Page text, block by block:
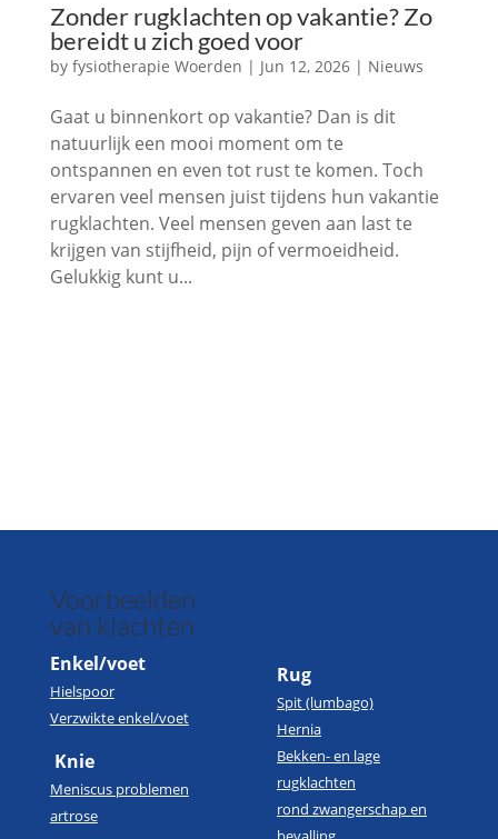
Zonder rugklachten op vakantie? Zo
bereidt u zich goed voor
by fysiotherapie Woerden | Jun 12, 2026| Nieuws
Gaat u binnenkort op vakantie? Dan is dit
natuurlijk een mooi moment om te
ontspannen en even tot rust te komen. Toch
ervaren veel mensen juist tijdens hun vakantie
rugklachten. Veel mensen geven aan last te
krijgen van stijfheid, pijn of vermoeidheid.
Gelukkig kunt u...
Voorbeelden
van klachten
Enkel/voet
Hielspoor
Verzwikte enkel/voet
Knie
Meniscus problemen
artrose
Rug
Spit (lumbago)
Hernia
Bekken- en lage
rugklachten
rond zwangerschap en